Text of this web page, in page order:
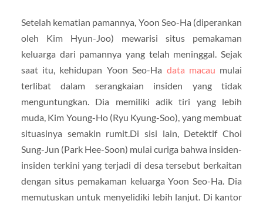
Setelah kematian pamannya, Yoon Seo-Ha (diperankan
oleh Kim Hyun-Joo) mewarisi situs pemakaman
keluarga dari pamannya yang telah meninggal. Sejak
saat itu, kehidupan Yoon Seo-Ha data macau mulai
terlibat dalam serangkaian insiden yang tidak
menguntungkan. Dia memiliki adik tiri yang lebih
muda, Kim Young-Ho (Ryu Kyung-Soo), yang membuat
situasinya semakin rumit.Di sisi lain, Detektif Choi
Sung-Jun (Park Hee-Soon) mulai curiga bahwa insiden-
insiden terkini yang terjadi di desa tersebut berkaitan
dengan situs pemakaman keluarga Yoon Seo-Ha. Dia
memutuskan untuk menyelidiki lebih lanjut. Di kantor